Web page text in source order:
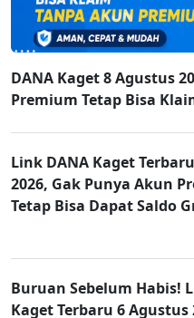
DANA Kaget 8 Agustus
Premium Tetap Bisa
Link DANA Kaget
2026, Gak Punya Akun
Tetap Bisa Dapat Saldo
Buruan Sebelum Habis!
Kaget Terbaru 6 Agustus